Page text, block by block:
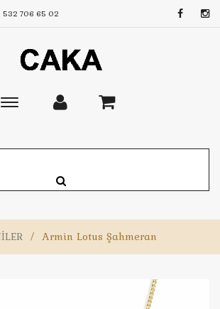
532 706 65 02
Toggle
/ Armin Lotus Şahmeran